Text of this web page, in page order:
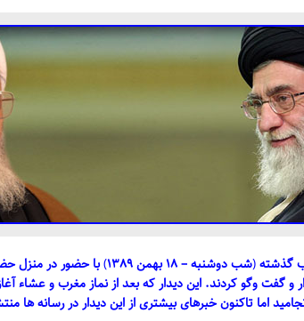
گذشته(شب دوشنبه – ۱۸ بهمن ۱۳۸۹ )با حضور در منزل
و گفت وگو کردند. این دیدار که بعد از نماز مغرب و
اما تاکنون خبرهای بیشتری از این دیدار در رسانه ها